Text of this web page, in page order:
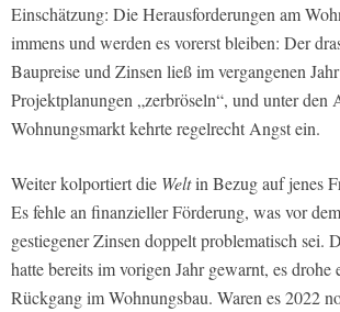
Einschätzung: Die Herausforderungen am
immens und werden es vorerst bleiben: Der
Baupreise und Zinsen ließ im vergangenen
Projektplanungen „zerbröseln“, und unter den
Wohnungsmarkt kehrte regelrecht Angst ein.
Weiter kolportiert die Weltin Bezug auf jenes
Es fehle an finanzieller Förderung, was vor
gestiegener Zinsen doppelt problematisch sei.
hatte bereits im vorigen Jahr gewarnt, es drohe
Rückgang im Wohnungsbau. Waren es 2022